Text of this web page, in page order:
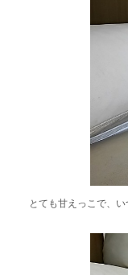
とても甘えっこで、